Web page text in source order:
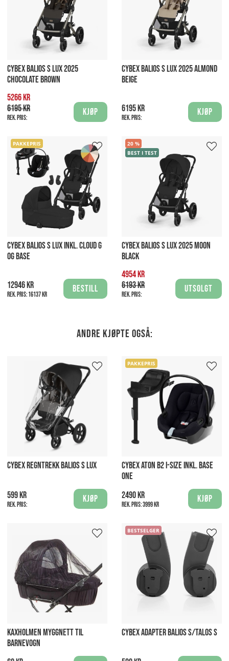
CYBEX BALIOS S LUX 2025
CHOCOLATE BROWN
5266 kr
6195 kr
Rek. pris:
Kjøp
CYBEX BALIOS S LUX 2025 ALMOND
BEIGE
6195 kr
Rek. pris:
Kjøp
PAKKEPRIS
CYBEX BALIOS S LUX INKL. CLOUD G
OG BASE
12946 kr
Rek. pris:16137 kr
Bestill
20
BEST I TEST
CYBEX BALIOS S LUX 2025 MOON
BLACK
4954 kr
6193 kr
Rek. pris:
Utsolgt
Andre kjøpte også:
CYBEX REGNTREKK BALIOS S LUX
599 kr
Rek. pris:
Kjøp
PAKKEPRIS
CYBEX ATON B2 I-SIZE INKL. BASE
ONE
2490 kr
Rek. pris:3999 kr
Kjøp
KAXHOLMEN MYGGNETT TIL
BARNEVOGN
BESTSELGER
CYBEX ADAPTER BALIOS S/TALOS S